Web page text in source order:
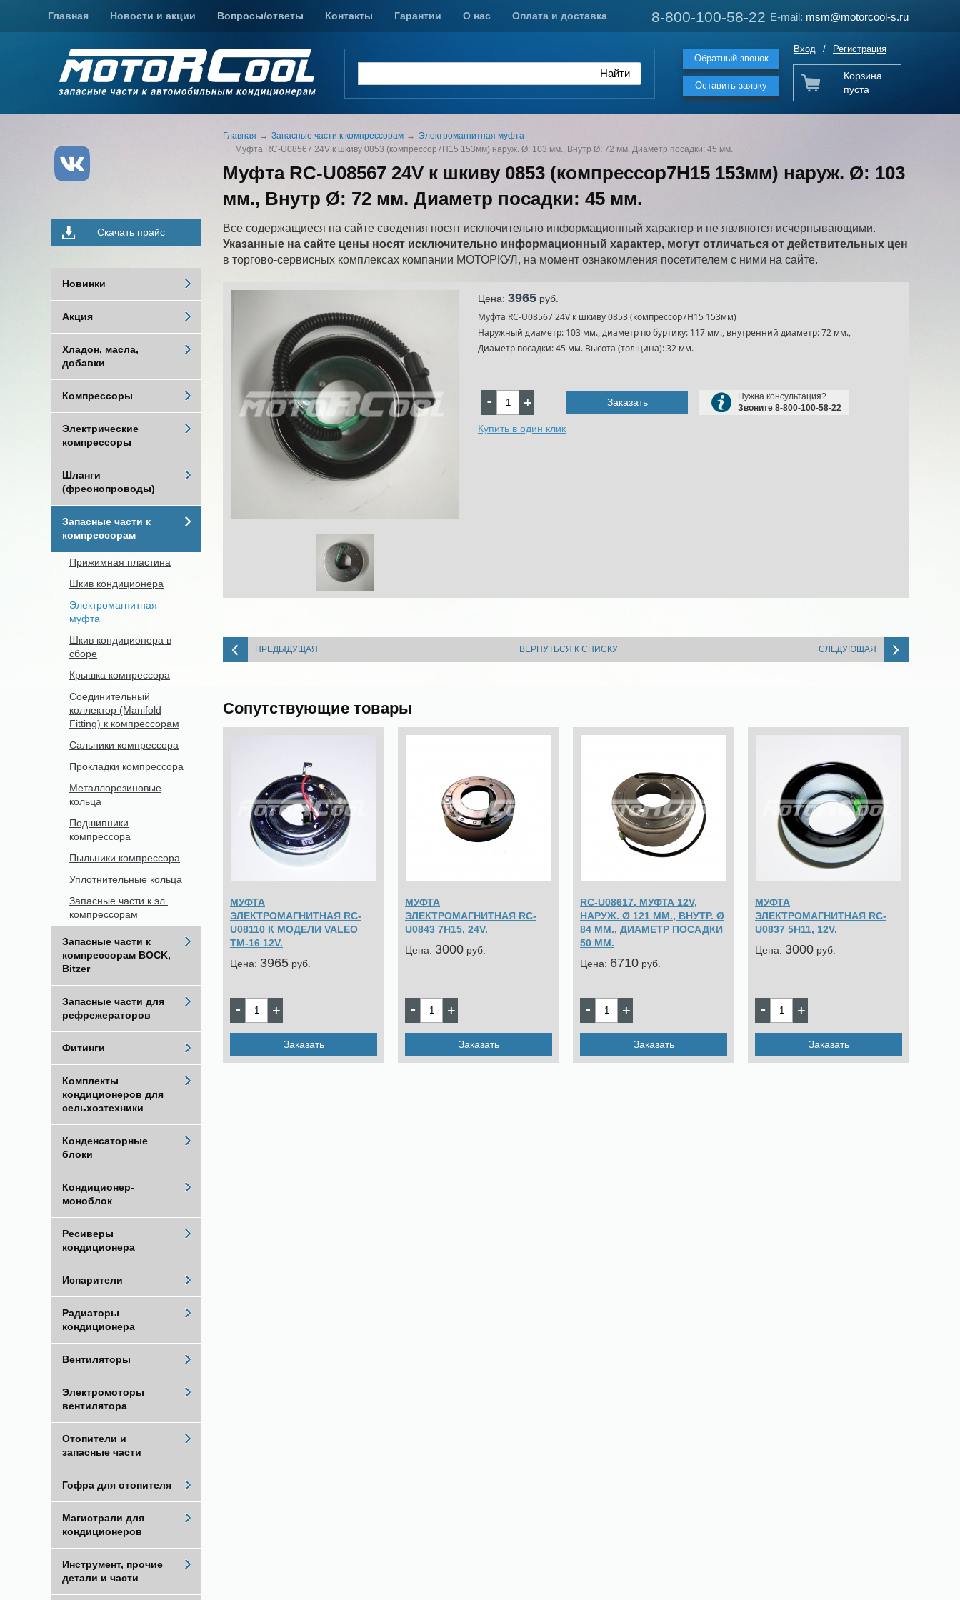
8-800-100-58-22 E-mail: msm@motorcool-s.ru
Обратный звонок
Оставить заявку
8-800-100-58-22 E-mail: msm@motorcool-s.ru
Главная Новости и акции Вопросы/ответы Контакты Гарантии О нас Оплата и доставка
Вход / Регистрация
Корзина
пуста
Главная Запасные части к компрессорам
Электромагнитная муфта
Муфта RC-U08567 24V к шкиву 0853 (компрессор7Н15 153мм) наруж. Ø​: 103 мм., Внутр Ø​: 72 мм. Диаметр посадки: 45 мм.
Муфта RC-U08567 24V к шкиву 0853 (компрессор7Н15 153мм) наруж. Ø​: 103
мм., Внутр Ø​: 72 мм. Диаметр посадки: 45 мм.
Все содержащиеся на сайте сведения носят исключительно информационный характер и не являются исчерпывающими.
Указанные на сайте цены носят исключительно информационный характер, могут отличаться от действительных цен
в торгово-сервисных комплексах компании МОТОРКУЛ, на момент ознакомления посетителем с ними на сайте.
Цена: 3965 pуб.
Муфта RC-U08567 24V к шкиву 0853 (компрессор7Н15 153мм)
Наружный диаметр: 103 мм., диаметр по буртику: 117 мм., внутренний диаметр: 72 мм.,
Диаметр посадки: 45 мм. Высота (толщина): 32 мм.
Заказать
Нужна консультация?
Звоните 8-800-100-58-22
Купить в один клик
ПРЕДЫДУЩАЯ ВЕРНУТЬСЯ К СПИСКУ СЛЕДУЮЩАЯ
Сопутствующие товары
МУФТА
ЭЛЕКТРОМАГНИТНАЯ RC-
U08110 К МОДЕЛИ VALEO
TM-16 12V.
Цена: 3965 pуб.
Заказать
МУФТА
ЭЛЕКТРОМАГНИТНАЯ RC-
U0843 7Н15, 24V.
Цена: 3000 pуб.
Заказать
RC-U08617, МУФТА 12V,
НАРУЖ. Ø​ 121 ММ., ВНУТР. Ø
84 ММ., ДИАМЕТР ПОСАДКИ
50 ММ.
Цена: 6710 pуб.
Заказать
МУФТА
ЭЛЕКТРОМАГНИТНАЯ RC-
U0837 5Н11, 12V.
Цена: 3000 pуб.
Заказать
Скачать прайс
Новинки
Акция
Хладон, масла,
добавки
Компрессоры
Электрические
компрессоры
Шланги
(фреонопроводы)
Запасные части к
компрессорам
Прижимная пластина
Шкив кондиционера
Электромагнитная
муфта
Шкив кондиционера в
сборе
Крышка компрессора
Соединительный
коллектор (Manifold
Fitting) к компрессорам
Сальники компрессора
Прокладки компрессора
Металлорезиновые
кольца
Подшипники
компрессора
Пыльники компрессора
Уплотнительные кольца
Запасные части к эл.
компрессорам
Запасные части к
компрессорам BOCK,
Bitzer
Запасные части для
рефрежераторов
Фитинги
Комплекты
кондиционеров для
сельхозтехники
Конденсаторные
блоки
Кондиционер-
моноблок
Ресиверы
кондиционера
Испарители
Радиаторы
кондиционера
Вентиляторы
Электромоторы
вентилятора
Отопители и
запасные части
Гофра для отопителя
Магистрали для
кондиционеров
Инструмент, прочие
детали и части